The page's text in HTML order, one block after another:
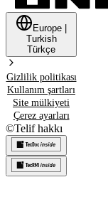
Europe
Turkish
Türkçe
Gizlilik politikası
Kullanım şartları
Site mülkiyeti
Çerez ayarları
©Telif hakkı